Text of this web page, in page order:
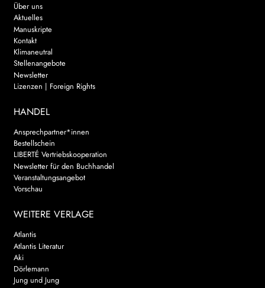
Über uns
Aktuelles
Manuskripte
Kontakt
Klimaneutral
Stellenangebote
Newsletter
Lizenzen | Foreign Rights
HANDEL
Ansprechpartner*innen
Bestellschein
LIBERTÉ Vertriebskooperation
Newsletter für den Buchhandel
Veranstaltungsangebot
Vorschau
WEITERE VERLAGE
Atlantis
Atlantis Literatur
Aki
Dörlemann
Jung und Jung